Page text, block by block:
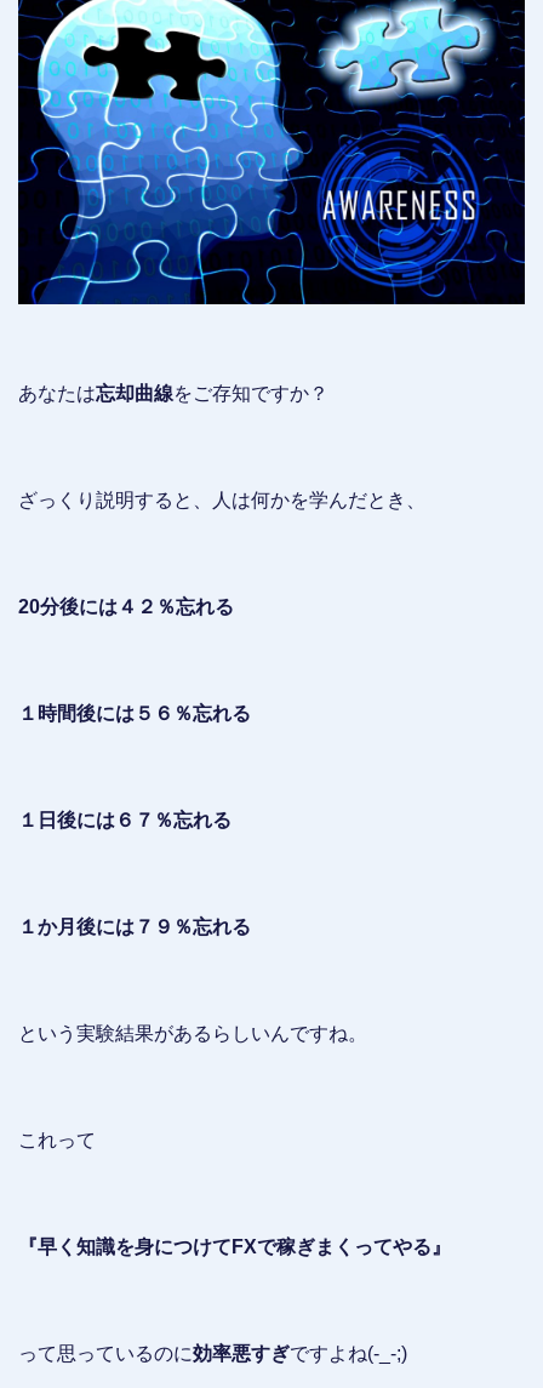
あなたは忘却曲線をご存知ですか？
ざっくり説明すると、人は何かを学んだとき、
20分後には４２％忘れる
１時間後には５６％忘れる
１日後には６７％忘れる
１か月後には７９％忘れる
という実験結果があるらしいんですね。
これって
『早く知識を身につけてFXで稼ぎまくってやる』
って思っているのに効率悪すぎですよね(-_-;)